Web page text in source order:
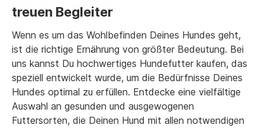
treuen Begleiter
Wenn es um das Wohlbefinden Deines Hundes geht,
ist die richtige Ernährung von größter Bedeutung. Bei
uns kannst Du hochwertiges Hundefutter kaufen, das
speziell entwickelt wurde, um die Bedürfnisse Deines
Hundes optimal zu erfüllen. Entdecke eine vielfältige
Auswahl an gesunden und ausgewogenen
Futtersorten, die Deinen Hund mit allen notwendigen